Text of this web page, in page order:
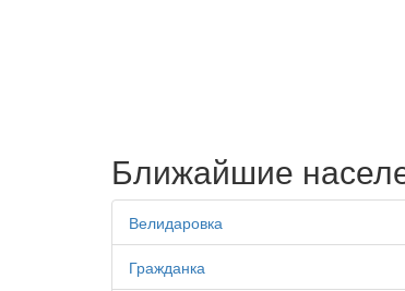
Ближайшие
Велидаровка
Гражданка